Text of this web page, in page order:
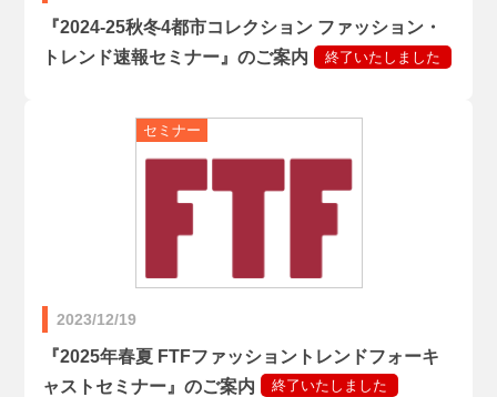
『2024-25秋冬4都市コレクション ファッション・
トレンド速報セミナー』のご案内
2023/12/19
『2025年春夏 FTFファッショントレンドフォーキ
ャストセミナー』のご案内